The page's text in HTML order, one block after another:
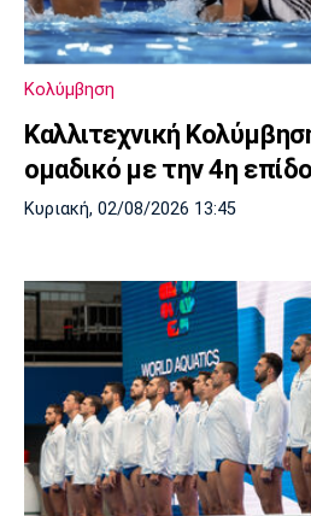
Πολιτισμός
Τραγούδια
Cine Spot
Running
Παρασκήνιο
Πρόγραμμα TV
Μαδρίτης
Μάντσεστερ
Γιουνάιτεντ
Τσέλσι
Κολύμβηση
Καλλιτεχνική
ομαδικό με την 4η
Κυριακή, 02/08/2026 13:45